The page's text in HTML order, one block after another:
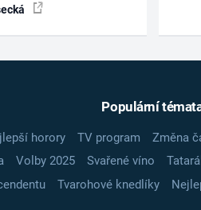
Populární
horory TV program Změna
Volby 2025 Svařené víno
Tvarohové knedlíky